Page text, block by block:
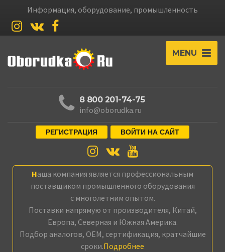
Информация, оборудование, промышленность
MENU
8 800 201-74-75
info@oborudka.ru
РЕГИСТРАЦИЯ ВОЙТИ НА САЙТ
Наша компания является профессиональным
поставщиком промышленного оборудования
с многолетним опытом.
Поставки напрямую от производителя, Китай,
Европа, Северная и Южная Америка.
Подбор аналогов, OEM, сертификация, кратчайшие
сроки.Подробнее